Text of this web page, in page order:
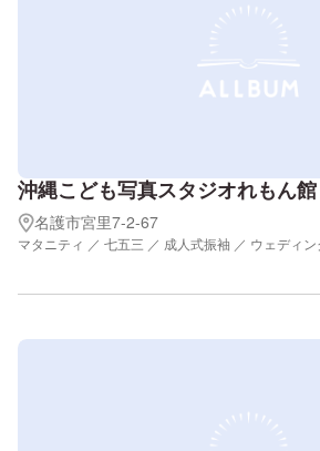
沖縄こども写真スタジオれもん
名護市宮里7-2-67
マタニティ ／ 七五三 ／ 成人式振袖 ／ ウェディン